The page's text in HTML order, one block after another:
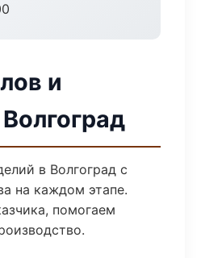
и
в Волгоград с
на каждом этапе.
помогаем